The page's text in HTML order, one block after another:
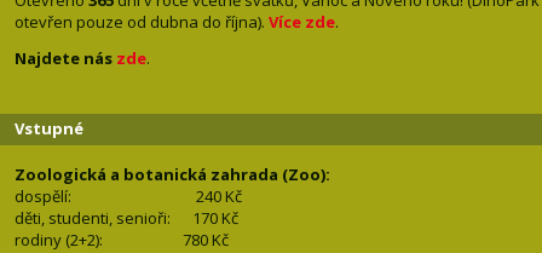
otevřen pouze od dubna do října). Více zde.
Najdete nás zde.
Vstupné
Zoologická a botanická zahrada (Zoo):
dospělí:
240 Kč
děti, studenti, senioři: 170 Kč
rodiny (2+2): 780 Kč